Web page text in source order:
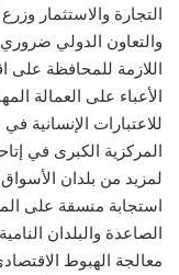
التجارة والاستثمار
والتعاون الدولي ضروري
اللازمة للمحافظة على
الأعباء على العمالة
للاعتبارات الإنسانية
المركزية الكبرى في
لمزيد من بلدان الأسواق
استجابة منسقة على
الصاعدة والبلدان
معالجة الهبوط